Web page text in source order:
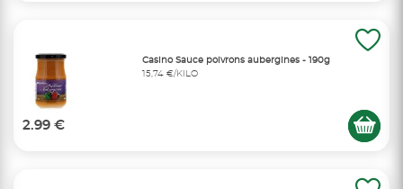
Casino Sauce poivrons aubergines - 190g
15,74 €/KILO
2.99 €